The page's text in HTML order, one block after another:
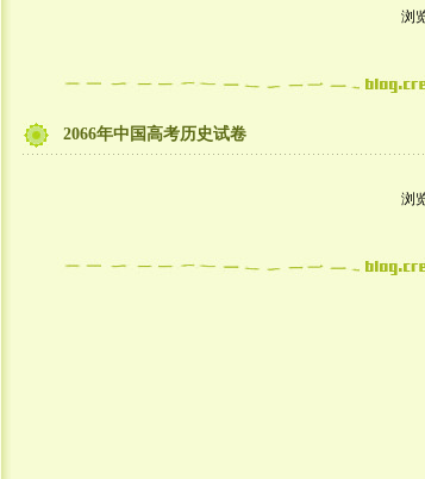
浏
2066年中国高考历史试卷
浏